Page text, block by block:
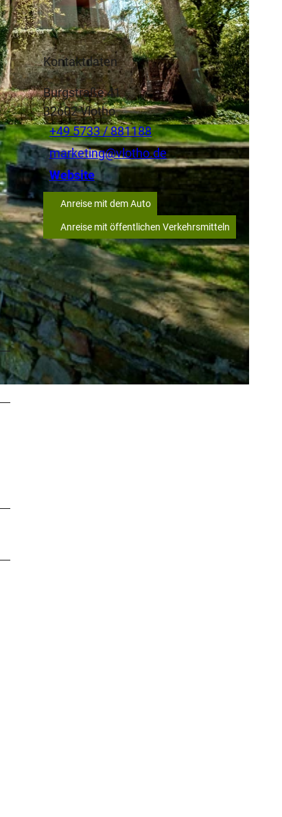
Kontaktdaten
Burgstraße 41
32602Vlotho
+49 5733 / 881188
marketing@vlotho.de
Website
Anreise mit dem Auto
Anreise mit öffentlichen Verkehrsmitteln